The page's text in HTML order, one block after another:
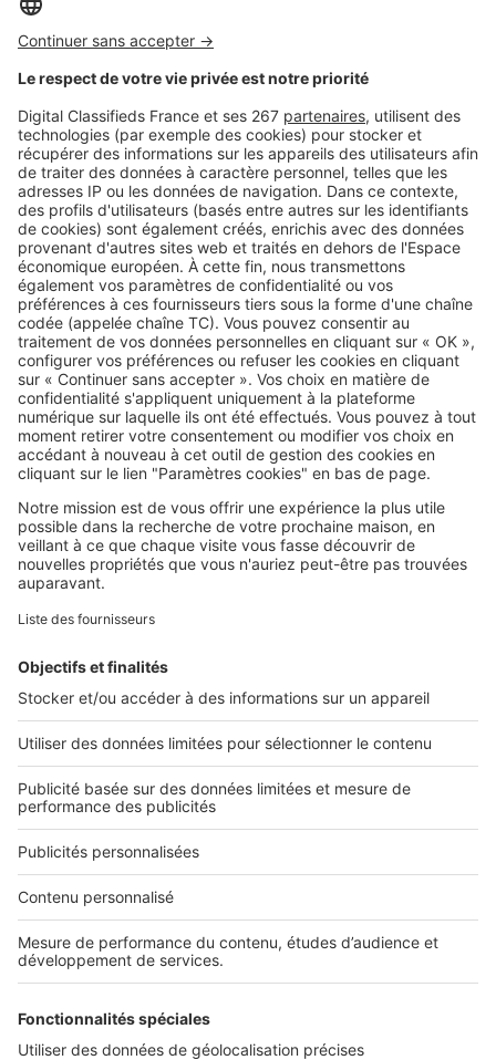
Image
Vivre à...
bat son plein toute l'année !
Image
Vivre à...
S'installer au bord de la mer : ces
questions peuvent éviter une
grosse déception
SeLoger c'est aussi
Retrouvez-nous sur ...
L'ENTREPRISE
Qui sommes-nous ?
Nous contacter
Nous recrutons
NOS APPLICATIONS
Découvrez nos applications
Tous nos services pro